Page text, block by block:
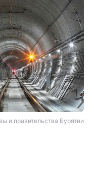
и правительства Бурятии